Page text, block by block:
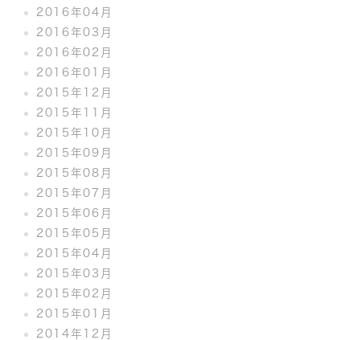
2016年04月
2016年03月
2016年02月
2016年01月
2015年12月
2015年11月
2015年10月
2015年09月
2015年08月
2015年07月
2015年06月
2015年05月
2015年04月
2015年03月
2015年02月
2015年01月
2014年12月